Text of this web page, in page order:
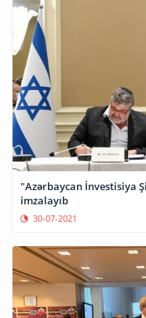
"Azərbaycan İnvestisiya
imzalayıb
30-07-2021